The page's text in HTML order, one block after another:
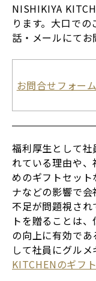
NISHIKIYA
ります。大口で
話・メールにてお
お問合せフォー
福利厚生として
れている理由や
めのギフトセッ
ナなどの影響で
不足が問題視さ
トを贈ることは
の向上に有効で
して社員にグル
KITCHENのギフ